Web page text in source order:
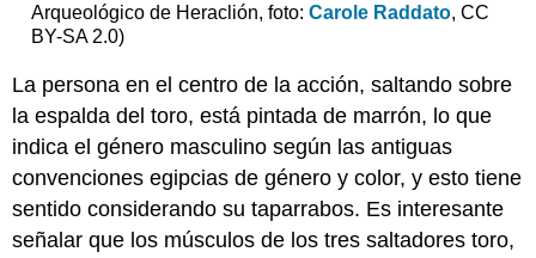
Arqueológico de Heraclión, foto: Carole Raddato, CC
BY-SA 2.0)
La persona en el centro de la acción, saltando sobre
la espalda del toro, está pintada de marrón, lo que
indica el género masculino según las antiguas
convenciones egipcias de género y color, y esto tiene
sentido considerando su taparrabos. Es interesante
señalar que los músculos de los tres saltadores toro,